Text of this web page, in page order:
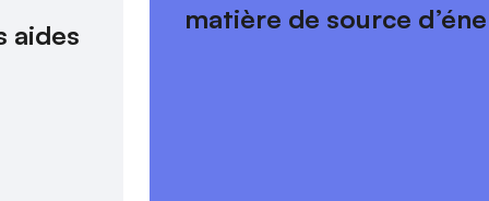
aides
matière de source